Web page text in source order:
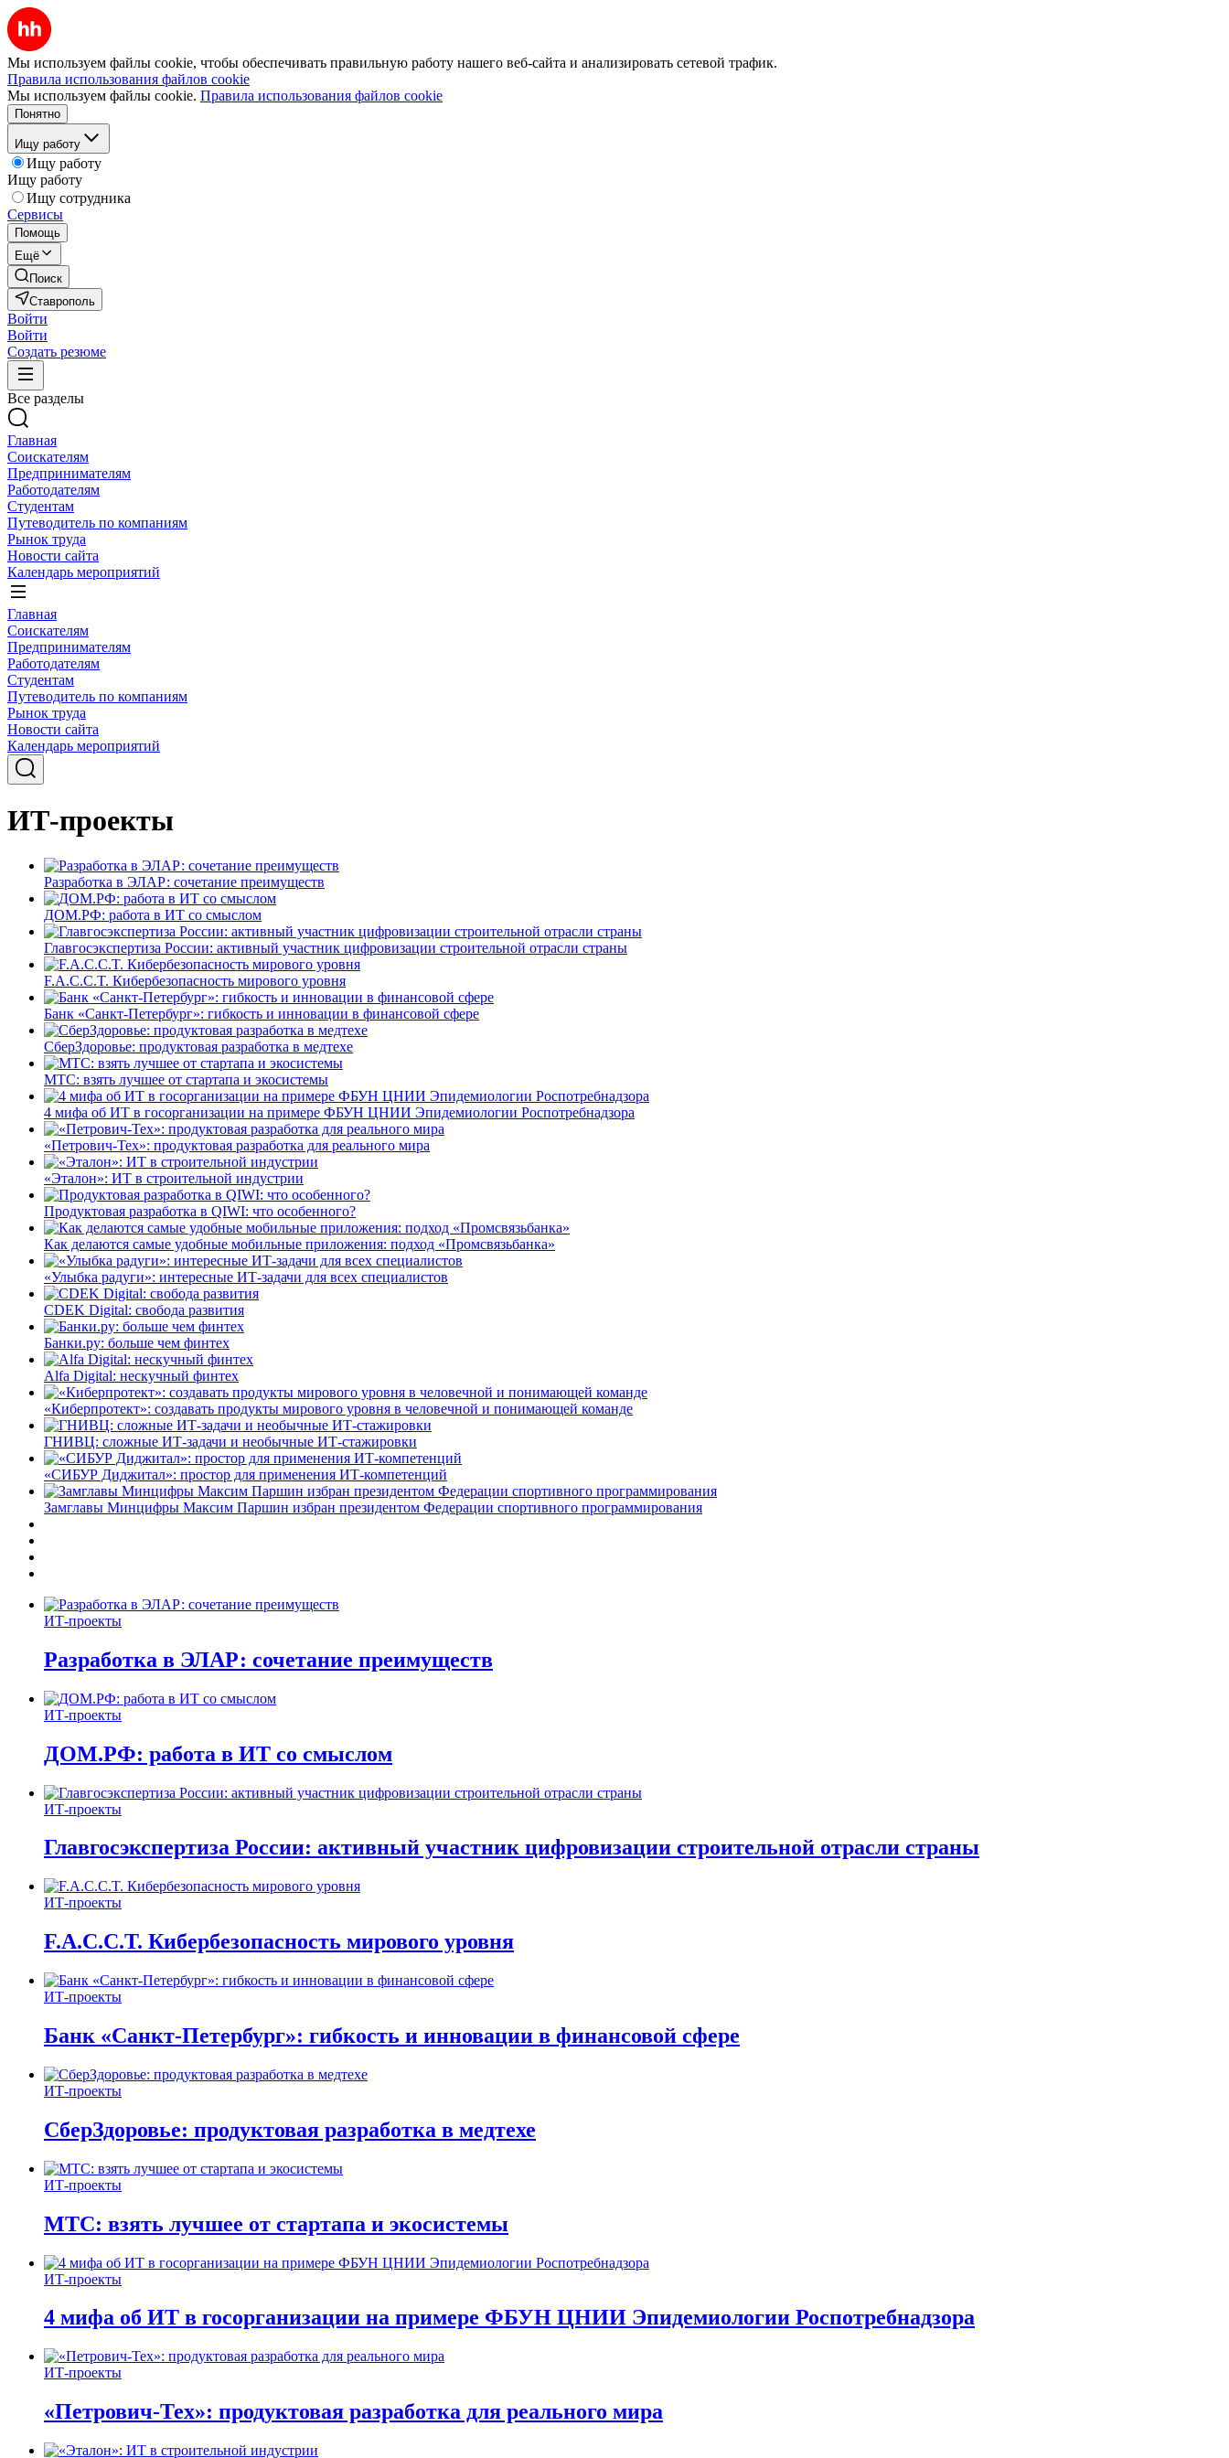
Мы используем файлы cookie, чтобы обеспечивать правильную работу нашего веб-сайта и анализировать сетевой трафик.
Правила использования файлов cookie
Мы используем файлы cookie. Правила использования файлов cookie
Понятно
Ищу работу
Ищу работу
Ищу работу
Ищу сотрудника
Сервисы
Помощь
Ещё
Поиск
Ставрополь
Войти
Войти
Создать резюме
Все разделы
Главная
Соискателям
Предпринимателям
Работодателям
Студентам
Путеводитель по компаниям
Рынок труда
Новости сайта
Календарь мероприятий
Главная
Соискателям
Предпринимателям
Работодателям
Студентам
Путеводитель по компаниям
Рынок труда
Новости сайта
Календарь мероприятий
ИТ-проекты
Разработка в ЭЛАР: сочетание преимуществ
ДОМ.РФ: работа в ИТ со смыслом
Главгосэкспертиза России: активный участник цифровизации строительной отрасли страны
F.A.C.C.T. Кибербезопасность мирового уровня
Банк «Санкт-Петербург»: гибкость и инновации в финансовой сфере
СберЗдоровье: продуктовая разработка в медтехе
МТС: взять лучшее от стартапа и экосистемы
4 мифа об ИТ в госорганизации на примере ФБУН ЦНИИ Эпидемиологии Роспотребнадзора
«Петрович-Тех»: продуктовая разработка для реального мира
«Эталон»: ИТ в строительной индустрии
Продуктовая разработка в QIWI: что особенного?
Как делаются самые удобные мобильные приложения: подход «Промсвязьбанка»
«Улыбка радуги»: интересные ИТ-задачи для всех специалистов
CDEK Digital: свобода развития
Банки.ру: больше чем финтех
Alfa Digital: нескучный финтех
«Киберпротект»: создавать продукты мирового уровня в человечной и понимающей команде
ГНИВЦ: сложные ИТ‑задачи и необычные ИТ‑стажировки
«СИБУР Диджитал»: простор для применения ИТ-компетенций
Замглавы Минцифры Максим Паршин избран президентом Федерации спортивного программирования
ИТ-проекты
Разработка в ЭЛАР: сочетание преимуществ
ИТ-проекты
ДОМ.РФ: работа в ИТ со смыслом
ИТ-проекты
Главгосэкспертиза России: активный участник цифровизации строительной отрасли страны
ИТ-проекты
F.A.C.C.T. Кибербезопасность мирового уровня
ИТ-проекты
Банк «Санкт-Петербург»: гибкость и инновации в финансовой сфере
ИТ-проекты
СберЗдоровье: продуктовая разработка в медтехе
ИТ-проекты
МТС: взять лучшее от стартапа и экосистемы
ИТ-проекты
4 мифа об ИТ в госорганизации на примере ФБУН ЦНИИ Эпидемиологии Роспотребнадзора
ИТ-проекты
«Петрович-Тех»: продуктовая разработка для реального мира